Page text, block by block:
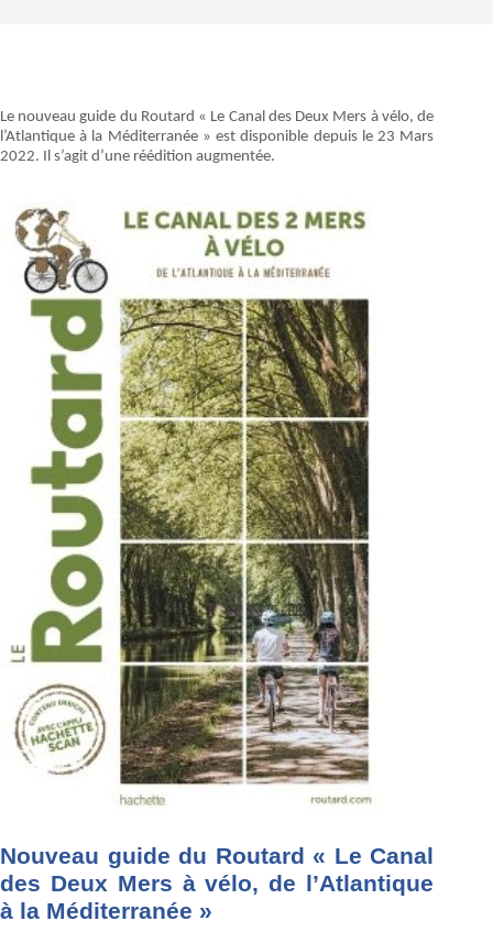
Le nouveau guide du Routard « Le Canal des Deux Mers à vélo, de
l’Atlantique à la Méditerranée » est disponible depuis le 23 Mars
2022. Il s’agit d’une réédition augmentée.
Nouveau guide du Routard « Le Canal
des Deux Mers à vélo, de l’Atlantique
à la Méditerranée »